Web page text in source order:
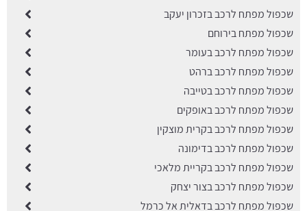
שכפול מפתח לרכב בזכרון יעקב
שכפול מפתח בירוחם
שכפול מפתח לרכב בעומר
שכפול מפתח לרכב ברהט
שכפול מפתח לרכב בטייבה
שכפול מפתח לרכב באופקים
שכפול מפתח לרכב בקרית מוצקין
שכפול מפתח לרכב בדימונה
שכפול מפתח לרכב בקריית מלאכי
שכפול מפתח לרכב בצור יצחק
שכפול מפתח לרכב בדאלית אל כרמל